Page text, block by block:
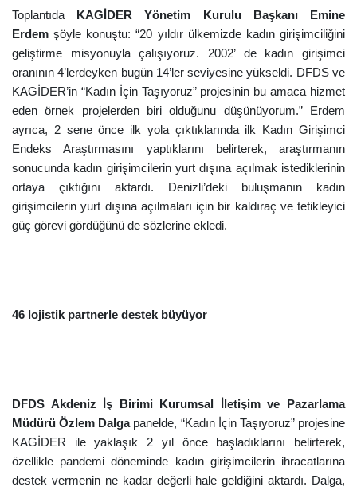
Toplantıda KAGİDER Yönetim Kurulu Başkanı Emine
Erdem şöyle konuştu: “20 yıldır ülkemizde kadın girişimciliğini
geliştirme misyonuyla çalışıyoruz. 2002’ de kadın girişimci
oranının 4’lerdeyken bugün 14’ler seviyesine yükseldi. DFDS ve
KAGİDER’in “Kadın İçin Taşıyoruz” projesinin bu amaca hizmet
eden örnek projelerden biri olduğunu düşünüyorum.” Erdem
ayrıca, 2 sene önce ilk yola çıktıklarında ilk Kadın Girişimci
Endeks Araştırmasını yaptıklarını belirterek, araştırmanın
sonucunda kadın girişimcilerin yurt dışına açılmak istediklerinin
ortaya çıktığını aktardı. Denizli’deki buluşmanın kadın
girişimcilerin yurt dışına açılmaları için bir kaldıraç ve tetikleyici
güç görevi gördüğünü de sözlerine ekledi.
46 lojistik partnerle destek büyüyor
DFDS Akdeniz İş Birimi Kurumsal İletişim ve Pazarlama
Müdürü Özlem Dalga panelde, “Kadın İçin Taşıyoruz” projesine
KAGİDER ile yaklaşık 2 yıl önce başladıklarını belirterek,
özellikle pandemi döneminde kadın girişimcilerin ihracatlarına
destek vermenin ne kadar değerli hale geldiğini aktardı. Dalga,